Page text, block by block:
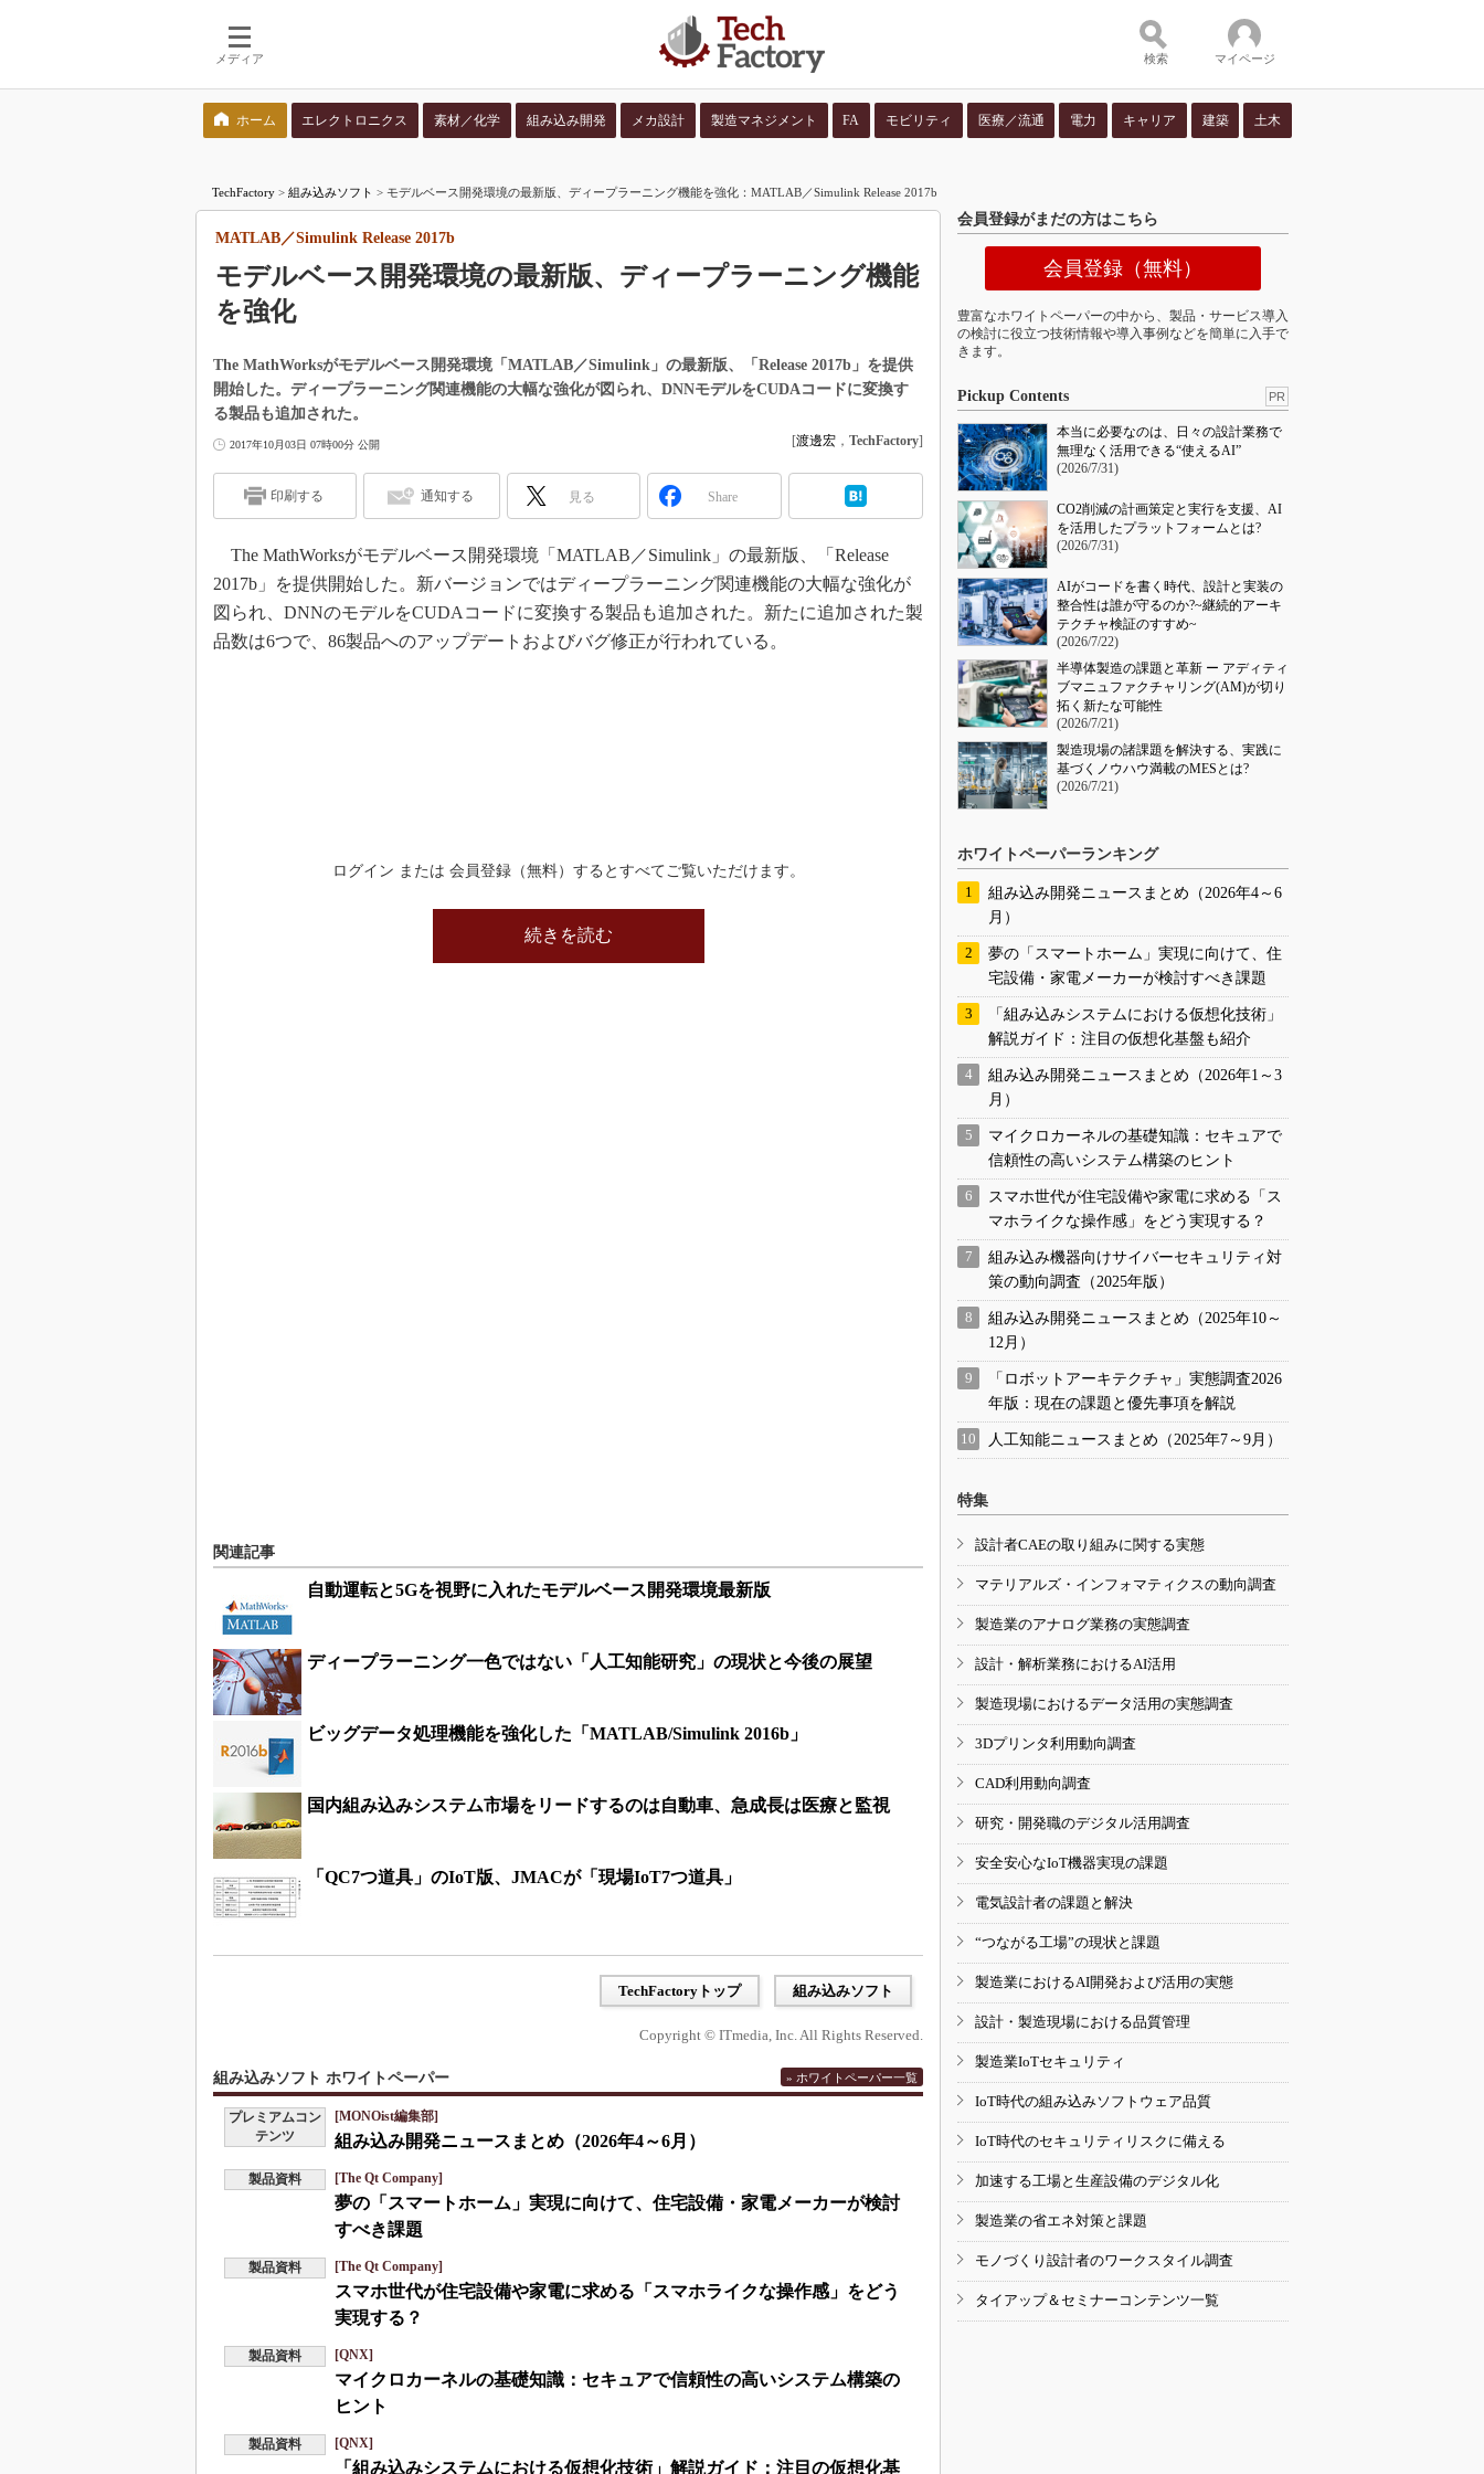
メディア 検索 マイページ
ホーム エレクトロニクス 素材／化学 組み込み開発 メカ設計 製造マネジメント FA モビリティ 医療／流通 電力 キャリア 建築 土木
TechFactory > 組み込みソフト > モデルベース開発環境の最新版、ディープラーニング機能を強化：MATLAB／Simulink Release 2017b
モデルベース開発環境の最新版、ディープラーニング機能
を強化
MATLAB／Simulink Release 2017b
The MathWorksがモデルベース開発環境「MATLAB／Simulink」の最新版、「Release 2017b」を提供
開始した。ディープラーニング関連機能の大幅な強化が図られ、DNNモデルをCUDAコードに変換す
る製品も追加された。
2017年10月03日 07時00分 公開 [渡邊宏 ， TechFactory]
印刷する 通知する 見る Share
The MathWorksがモデルベース開発環境「MATLAB／Simulink」の最新版、「Release
2017b」を提供開始した。新バージョンではディープラーニング関連機能の大幅な強化が
図られ、DNNのモデルをCUDAコードに変換する製品も追加された。新たに追加された製
品数は6つで、86製品へのアップデートおよびバグ修正が行われている。
ログイン または 会員登録（無料）するとすべてご覧いただけます。
続きを読む
関連記事
自動運転と5Gを視野に入れたモデルベース開発環境最新版
ディープラーニング一色ではない「人工知能研究」の現状と今後の展望
ビッグデータ処理機能を強化した「MATLAB/Simulink 2016b」
国内組み込みシステム市場をリードするのは自動車、急成長は医療と監視
「QC7つ道具」のIoT版、JMACが「現場IoT7つ道具」
TechFactoryトップ 組み込みソフト
Copyright © ITmedia, Inc. All Rights Reserved.
組み込みソフト ホワイトペーパー » ホワイトペーパー一覧
プレミアムコン
テンツ
[MONOist編集部]
組み込み開発ニュースまとめ（2026年4～6月）
製品資料 [The Qt Company]
夢の「スマートホーム」実現に向けて、住宅設備・家電メーカーが検討
すべき課題
製品資料 [The Qt Company]
スマホ世代が住宅設備や家電に求める「スマホライクな操作感」をどう
実現する？
製品資料 [QNX]
マイクロカーネルの基礎知識：セキュアで信頼性の高いシステム構築の
ヒント
製品資料 [QNX]
「組み込みシステムにおける仮想化技術」解説ガイド：注目の仮想化基
会員登録がまだの方はこちら
会員登録（無料）
豊富なホワイトペーパーの中から、製品・サービス導入
の検討に役立つ技術情報や導入事例などを簡単に入手で
きます。
Pickup Contents PR
本当に必要なのは、日々の設計業務で
無理なく活用できる“使えるAI”
(2026/7/31)
CO2削減の計画策定と実行を支援、AI
を活用したプラットフォームとは?
(2026/7/31)
AIがコードを書く時代、設計と実装の
整合性は誰が守るのか?~継続的アーキ
テクチャ検証のすすめ~
(2026/7/22)
半導体製造の課題と革新 ー アディティ
ブマニュファクチャリング(AM)が切り
拓く新たな可能性
(2026/7/21)
製造現場の諸課題を解決する、実践に
基づくノウハウ満載のMESとは?
(2026/7/21)
ホワイトペーパーランキング
組み込み開発ニュースまとめ（2026年4～6
月）
夢の「スマートホーム」実現に向けて、住
宅設備・家電メーカーが検討すべき課題
「組み込みシステムにおける仮想化技術」
解説ガイド：注目の仮想化基盤も紹介
組み込み開発ニュースまとめ（2026年1～3
月）
マイクロカーネルの基礎知識：セキュアで
信頼性の高いシステム構築のヒント
スマホ世代が住宅設備や家電に求める「ス
マホライクな操作感」をどう実現する？
組み込み機器向けサイバーセキュリティ対
策の動向調査（2025年版）
組み込み開発ニュースまとめ（2025年10～
12月）
「ロボットアーキテクチャ」実態調査2026
年版：現在の課題と優先事項を解説
人工知能ニュースまとめ（2025年7～9月）
特集
設計者CAEの取り組みに関する実態
マテリアルズ・インフォマティクスの動向調査
製造業のアナログ業務の実態調査
設計・解析業務におけるAI活用
製造現場におけるデータ活用の実態調査
3Dプリンタ利用動向調査
CAD利用動向調査
研究・開発職のデジタル活用調査
安全安心なIoT機器実現の課題
電気設計者の課題と解決
“つながる工場”の現状と課題
製造業におけるAI開発および活用の実態
設計・製造現場における品質管理
製造業IoTセキュリティ
IoT時代の組み込みソフトウェア品質
IoT時代のセキュリティリスクに備える
加速する工場と生産設備のデジタル化
製造業の省エネ対策と課題
モノづくり設計者のワークスタイル調査
タイアップ＆セミナーコンテンツ一覧